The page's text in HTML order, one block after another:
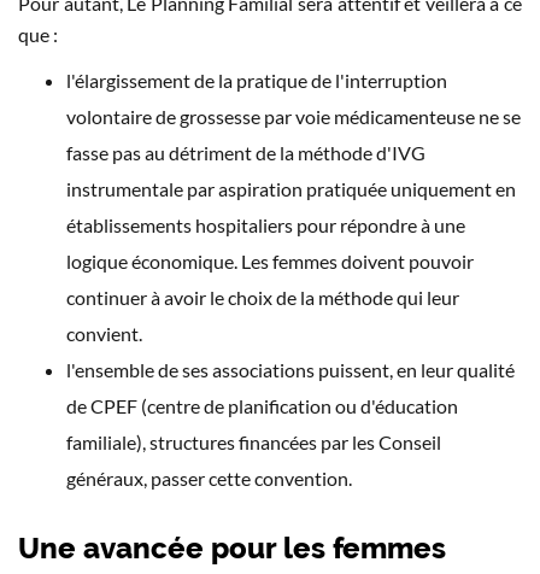
que :
l'élargissement de la pratique de l'interruption
volontaire de grossesse par voie médicamenteuse ne se
fasse pas au détriment de la méthode d'IVG
instrumentale par aspiration pratiquée uniquement en
établissements hospitaliers pour répondre à une
logique économique. Les femmes doivent pouvoir
continuer à avoir le choix de la méthode qui leur
convient.
l'ensemble de ses associations puissent, en leur qualité
de CPEF (centre de planification ou d'éducation
familiale), structures financées par les Conseil
généraux, passer cette convention.
Une avancée pour les femmes